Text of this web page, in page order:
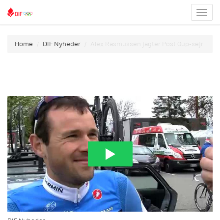
menu
Home DIF Nyheder Alex Rasmussen jagter Post Cup-sejr